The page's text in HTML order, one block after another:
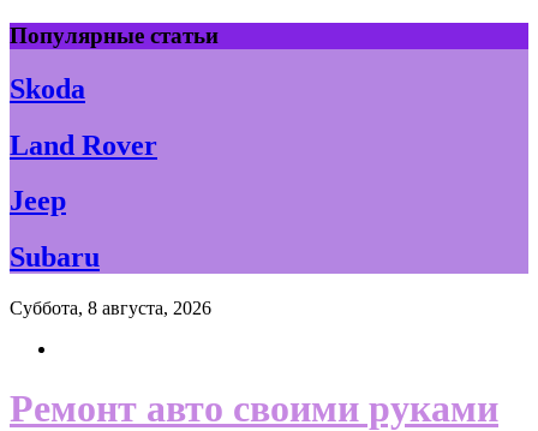
Skip
to
content
Популярные статьи
Skoda
Land Rover
Jeep
Subaru
Суббота, 8 августа, 2026
Ремонт авто своими руками